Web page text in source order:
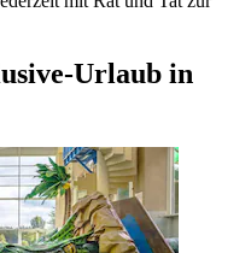
Urlaub in